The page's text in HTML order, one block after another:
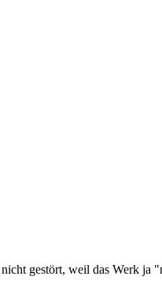
gestört, weil das Werk ja